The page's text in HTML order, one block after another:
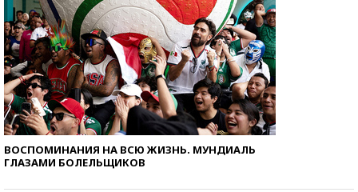
ВОСПОМИНАНИЯ НА ВСЮ ЖИЗНЬ. МУНДИАЛЬ
ГЛАЗАМИ БОЛЕЛЬЩИКОВ